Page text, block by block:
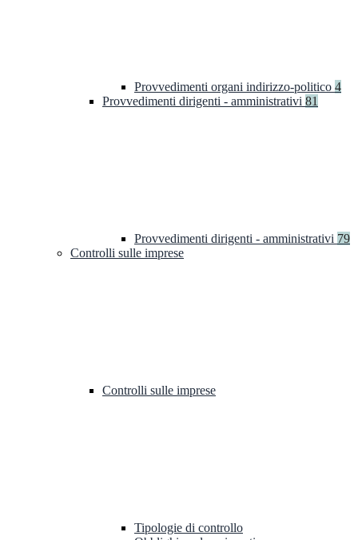
Provvedimenti organi indirizzo-politico 4
Provvedimenti dirigenti - amministrativi 81
Provvedimenti dirigenti - amministrativi 79
Controlli sulle imprese
Controlli sulle imprese
Tipologie di controllo